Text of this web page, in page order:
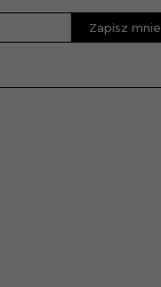
Zapisz mnie